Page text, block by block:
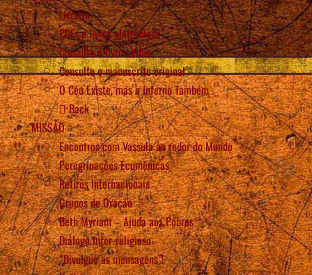
Livraria
PDFs e livros eletrônicos
Consulta o livro online
Consulte o manuscrito original
O Céu Existe, mas o Inferno Também
Back
MISSÃO
Encontros com Vassula ao redor do Mundo
Peregrinações Ecumênicas
Retiros Internacionais
Grupos de Oração
Beth Myriam – Ajuda aos Pobres
Diálogo Inter-religioso
“Divulgue as mensagens”!